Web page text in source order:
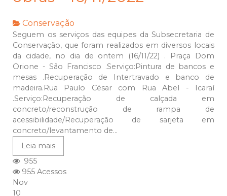
Conservação
Seguem os serviços das equipes da Subsecretaria de
Conservação, que foram realizados em diversos locais
da cidade, no dia de ontem (16/11/22) . Praça Dom
Orione - São Francisco .Serviço:Pintura de bancos e
mesas .Recuperação de Intertravado e banco de
madeira.Rua Paulo César com Rua Abel - Icaraí
.Serviço:Recuperação de calçada em
concreto/reconstrução de rampa de
acessibilidade/Recuperação de sarjeta em
concreto/levantamento de...
Leia mais
955
955 Acessos
Nov
10